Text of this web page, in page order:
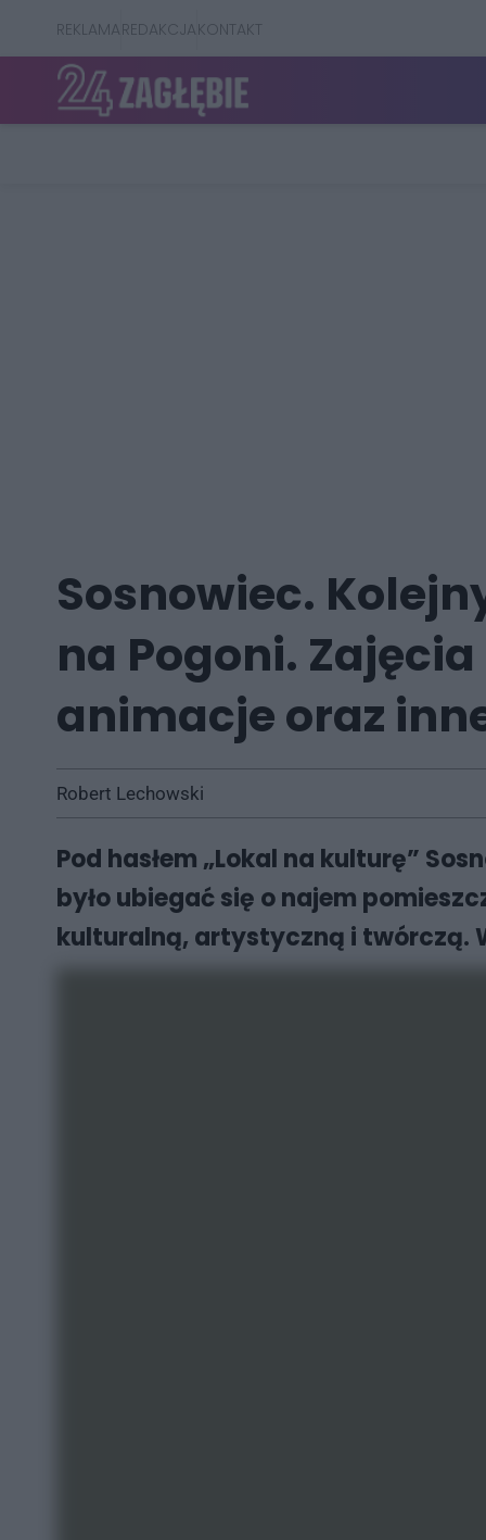
REKLAMAREDAKCJAKONTAKT
Sosnowiec.
na Pogoni.
animacje oraz
Robert Lechowski
Pod hasłem „Lokal na kulturę”
było ubiegać się o najem
kulturalną, artystyczną i twórczą.